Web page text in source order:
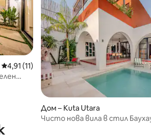
Средна оценка: 4,91 от 5, 11 отзива
4,91 (11)
Дом – Kuta Utara
Чисто нова вила в стил